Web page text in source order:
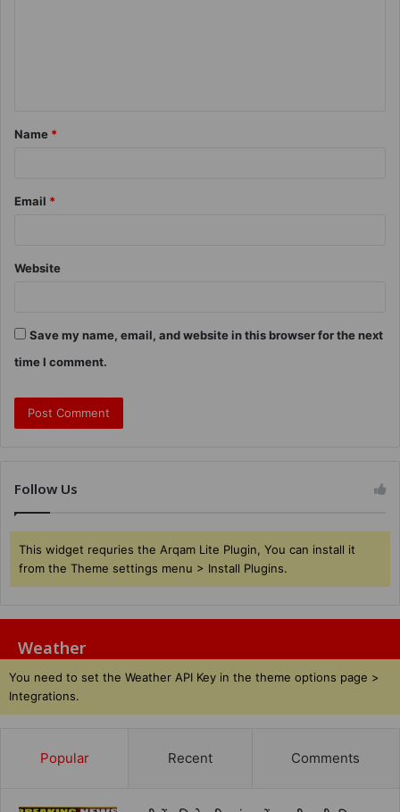
Name *
Email *
Website
Save my name, email, and website in this browser for the next
time I comment.
Follow Us
This widget requries the Arqam Lite Plugin, You can install it
from the Theme settings menu > Install Plugins.
Weather
You need to set the Weather API Key in the theme options page >
Integrations.
Popular Recent Comments